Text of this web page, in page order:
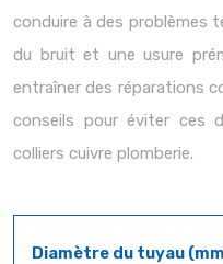
conduire à des problèmes
du bruit et une usure
entraîner des réparations
conseils pour éviter ces
colliers cuivre plomberie.
Diamètre du tuyau